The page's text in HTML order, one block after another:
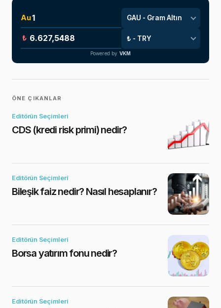
Au
₺
Powered by VKM
ÖNE ÇIKANLAR
Editörün Seçimleri
CDS (kredi risk primi) nedir?
Editörün Seçimleri
Bileşik faiz nedir? Nasıl hesaplanır?
Editörün Seçimleri
Borsa yatırım fonu nedir?
Editörün Seçimleri